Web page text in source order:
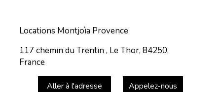
Locations Montjoìa Provence
117 chemin du Trentin , Le Thor, 84250,
France
Aller à l'adresse Appelez-nous